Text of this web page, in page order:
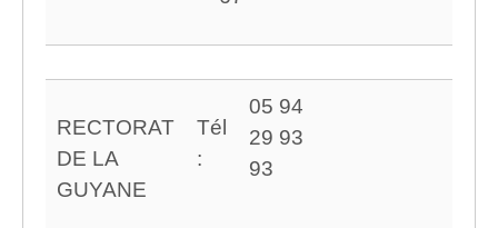
RECTORAT
DE LA
GUYANE
Tél
:
05 94
29 93
93